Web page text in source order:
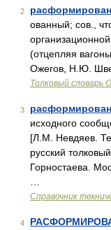
2
ованный; сов.,
(отцепляя
Ожегов, Н.Ю.
Толковый словарь
3
исходного
[Л.М. Невдяев.
русский
Горностаева.
Справочник
4